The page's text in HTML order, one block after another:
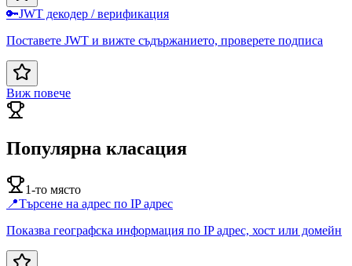
🔑JWT декодер / верификация
Поставете JWT и вижте съдържанието, проверете подписа
Виж повече
Популярна класация
1-то място
📍Търсене на адрес по IP адрес
Показва географска информация по IP адрес, хост или домейн